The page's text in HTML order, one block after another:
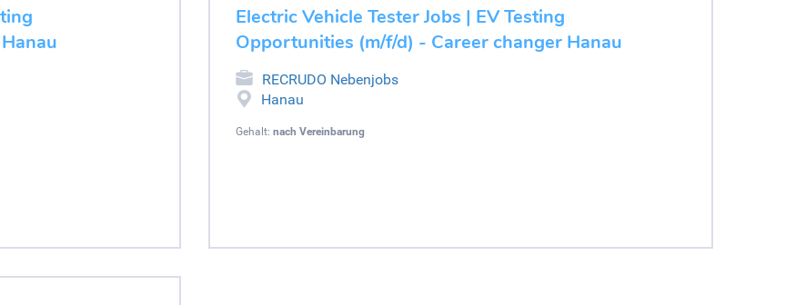
Electric Vehicle Tester Jobs | EV Testing
Opportunities (m/f/d) - Career changer Hanau
RECRUDO Nebenjobs
Hanau
Gehalt: nach Vereinbarung